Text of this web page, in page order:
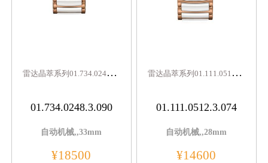
雷
达晶萃系列01.734.0248.3.090
01.734.0248.3.090
自动机械,,33mm
¥18500
雷
达晶萃系列01.111.0512.3.074
01.111.0512.3.074
自动机械,,28mm
¥14600